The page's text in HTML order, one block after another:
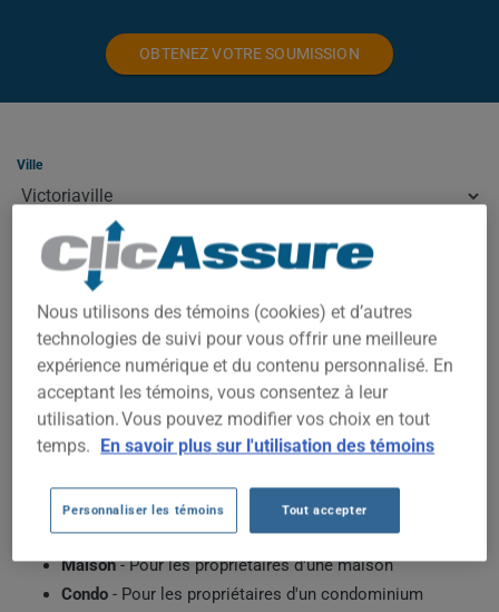
OBTENEZ VOTRE SOUMISSION
Ville
Type
ASSURANCE HABITATION À
VICTORIAVILLE
À Victoriaville, votre prime dépend de plusieurs facteurs : la
construction et votre historique d'assurance. Sélectionnez le
profil qui correspond à votre situation pour voir les primes
types récemment obtenues par les clients de ClicAssure.
Maison- Pour les propriétaires d'une maison
Condo - Pour les propriétaires d'un condominium
Nous utilisons des témoins (cookies) et d’autres
technologies de suivi pour vous offrir une meilleure
expérience numérique et du contenu personnalisé. En
acceptant les témoins, vous consentez à leur
utilisation. Vous pouvez modifier vos choix en tout
temps. En savoir plus sur l'utilisation des témoins
Personnaliser les témoins Tout accepter